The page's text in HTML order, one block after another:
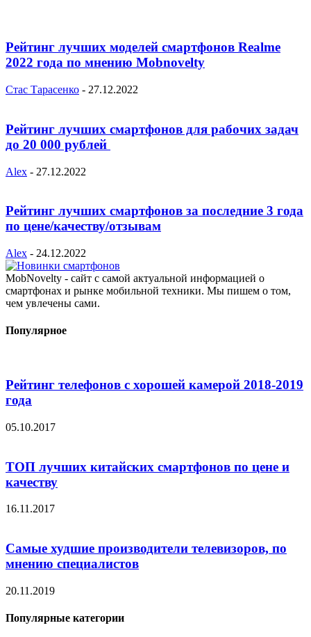
Рейтинг лучших моделей смартфонов Realme
2022 года по мнению Mobnovelty
Стас Тарасенко - 27.12.2022
Рейтинг лучших смартфонов для рабочих задач
до 20 000 рублей
Alex - 27.12.2022
Рейтинг лучших смартфонов за последние 3 года
по цене/качеству/отзывам
Alex - 24.12.2022
MobNovelty - сайт с самой актуальной информацией о
смартфонах и рынке мобильной техники. Мы пишем о том,
чем увлечены сами.
Популярное
Рейтинг телефонов с хорошей камерой 2018-2019
года
05.10.2017
ТОП лучших китайских смартфонов по цене и
качеству
16.11.2017
Самые худшие производители телевизоров, по
мнению специалистов
20.11.2019
Популярные категории